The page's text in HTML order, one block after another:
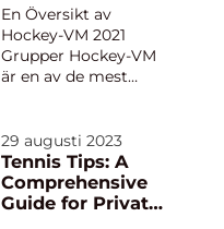
som kombinerar
teknik, uthållighet och
taktiskt skidåkni...
En Översikt av
Hockey-VM 2021
Grupper Hockey-VM
är en av de mest
ishockeyturneringarn
a som äger rum varje
år. I denna artikel
kommer vi att ta en
29 augusti 2023
Tennis Tips: A
Comprehensive
Guide for Private